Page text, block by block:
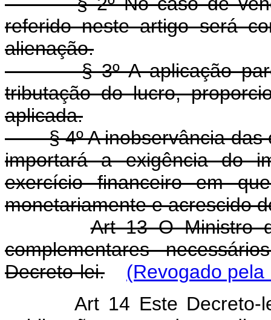
referido neste artigo será
alienação.
§ 3º A aplicação parcial
tributação do lucro,
aplicada.
§ 4º A inobservância das
importará a exigência do
exercício financeiro em
monetariamente e acrescido
Art 13 O Ministro
complementares
Decreto-lei.
(Revogado pela
Art 14 Este Decreto-lei